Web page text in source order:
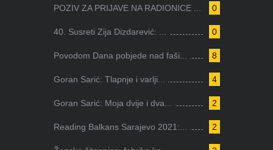
0
POZIV ZA PRIJAVE NA RADIONICE ...
0
40. Susreti Zija Dizdarević: ...
8
Povodom Dana pobjede nad faši...
4
Goran Sarić: Tlapnje i varlji...
2
Goran Sarić: Moja dvije i dva...
2
Reading Balkans Sarajevo 2021:...